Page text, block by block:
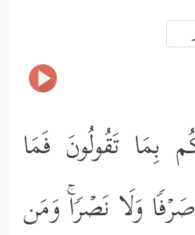
بِمَا تَقُولُونَ فَمَا
وَلَا نَصۡرࣰاۚ وَمَن